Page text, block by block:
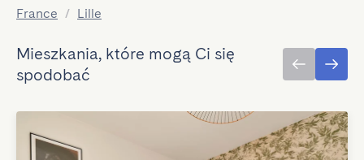
France / Lille
Mieszkania, które mogą Ci się
spodobać